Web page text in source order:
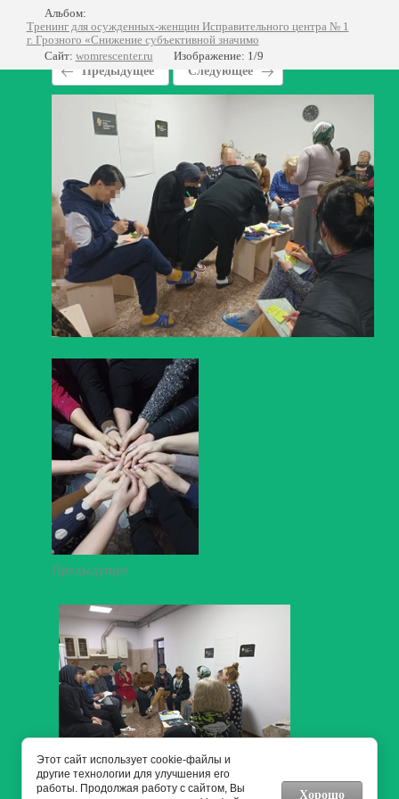
Альбом:
Тренинг для осужденных-женщин Исправительного центра № 1
г. Грозного «Снижение субъективной значимо
Сайт: womrescenter.ru
Изображение: 1/9
Предыдущее
Следующее
Предыдущее
Следующее
Этот сайт использует cookie-файлы и
другие технологии для улучшения его
работы. Продолжая работу с сайтом, Вы
Хорошо